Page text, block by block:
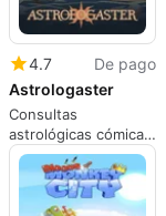
4.7
De pago
Astrologaster
Consultas
astrológicas cómicas
ambientadas en el
Londres de finales
de Isabel I